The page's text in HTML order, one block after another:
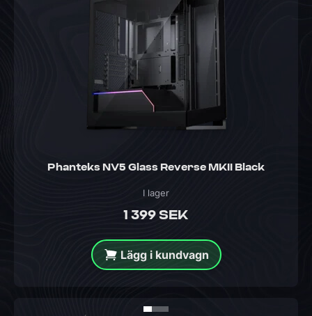
Phanteks NV5 Glass Reverse MKII Black
1 399 SEK
I lager
Lägg i kundvagn